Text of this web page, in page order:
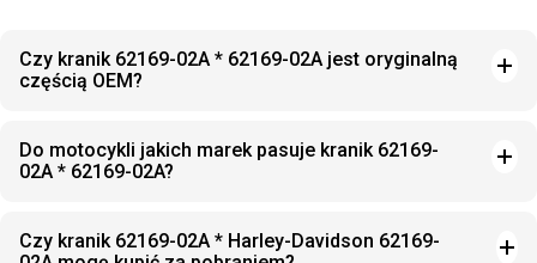
Czy kranik 62169-02A * 62169-02A jest oryginalną
częścią OEM?
Do motocykli jakich marek pasuje kranik 62169-
02A * 62169-02A?
Czy kranik 62169-02A * Harley-Davidson 62169-